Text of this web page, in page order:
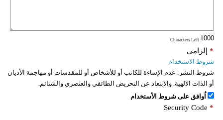
: Characters Left
إلزامي *
شروط الاستخدام
شروط النشر: عدم الإساءة للكاتب أو للأشخاص أو للمقدسات أو مهاجمة الأديان
أو الذات الالهية. والابتعاد عن التحريض الطائفي والعنصري والشتائم.
اُوافق على شروط الأستخدام
Security Code *